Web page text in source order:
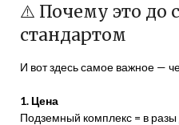
⚠️ Почему это до
стандартом
И вот здесь самое важное —
1. Цена
Подземный комплекс = в